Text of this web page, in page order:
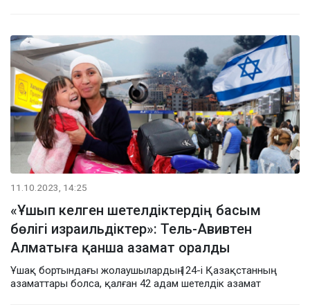
11.10.2023, 14:25
«Ұшып келген шетелдіктердің басым
бөлігі израильдіктер»: Тель-Авивтен
Алматыға қанша азамат оралды
Ұшақ бортындағы жолаушылардың 124-і Қазақстанның
азаматтары болса, қалған 42 адам шетелдік азамат